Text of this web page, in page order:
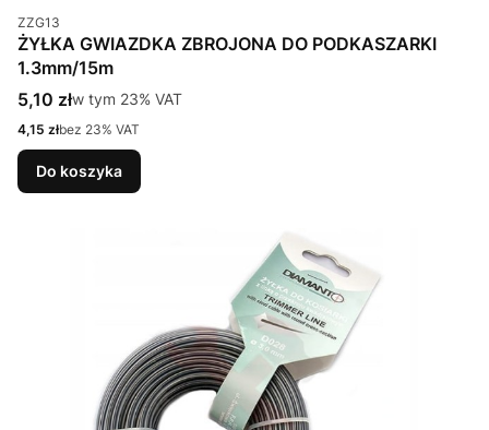
Kod produktu
ZZG13
ŻYŁKA GWIAZDKA ZBROJONA DO PODKASZARKI
1.3mm/15m
Cena brutto
5,10 złw tym %s VAT
w tym 23% VAT
Cena netto
4,15 złbez 23% VAT
Do koszyka